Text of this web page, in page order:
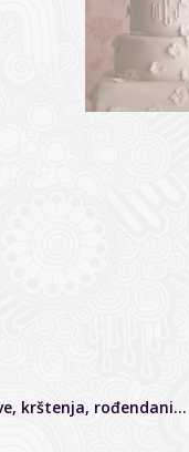
krštenja, rođendani…